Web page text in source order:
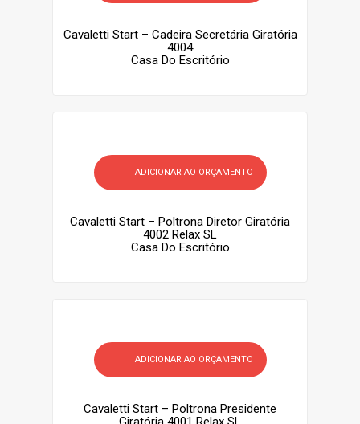
Cavaletti Start – Cadeira Secretária Giratória
4004
Casa Do Escritório
ADICIONAR AO ORÇAMENTO
Cavaletti Start – Poltrona Diretor Giratória
4002 Relax SL
Casa Do Escritório
ADICIONAR AO ORÇAMENTO
Cavaletti Start – Poltrona Presidente